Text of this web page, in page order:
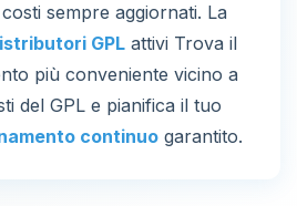
sempre aggiornati. La
GPL attivi Trova il
più conveniente vicino a
del GPL e pianifica il tuo
continuo garantito.